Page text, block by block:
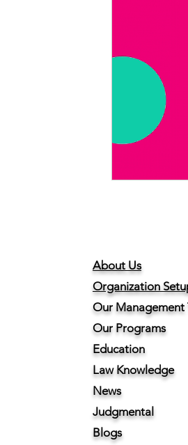
About Us
Organization
Our Management
Our Programs
Education
Law Knowledge
News
Judgmental
Blogs